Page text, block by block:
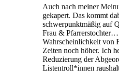
Auch nach meiner
gekapert. Das kommt
schwerpunktmäßig auf
Frau &
Wahrscheinlichkeit von
Zeiten noch höher. Ich
Reduzierung der
Listentroll*innen